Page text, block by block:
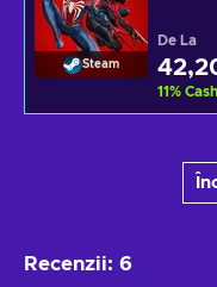
Steam
De La
11%
Recenzii: 6